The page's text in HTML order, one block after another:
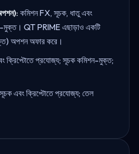
কমিশন FX, সূচক, ধাতু এবং
মুক্ত। QT PRIME এছাড়াও একটি
অপশন অফার করে।
ক্রিপ্টোতে প্রযোজ্য; সূচক কমিশন-মুক্ত;
এবং ক্রিপ্টোতে প্রযোজ্য; তেল